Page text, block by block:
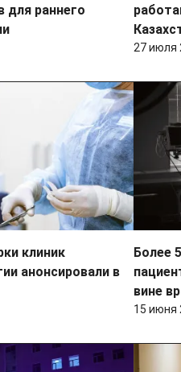
для раннего
27 июля
клиник
анонсировали в
Более
вине
15 июня